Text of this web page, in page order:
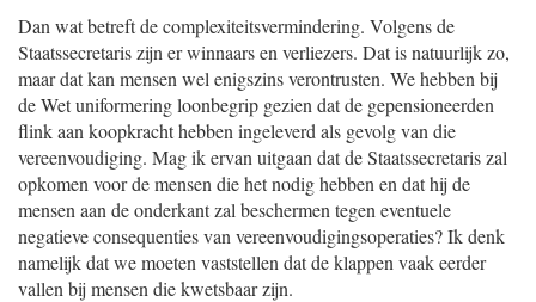
Dan wat betreft de complexiteitsvermindering. Volgens de
Staatssecretaris zijn er winnaars en verliezers. Dat is natuurlijk zo,
maar dat kan mensen wel enigszins verontrusten. We hebben bij
de Wet uniformering loonbegrip gezien dat de gepensioneerden
flink aan koopkracht hebben ingeleverd als gevolg van die
vereenvoudiging. Mag ik ervan uitgaan dat de Staatssecretaris zal
opkomen voor de mensen die het nodig hebben en dat hij de
mensen aan de onderkant zal beschermen tegen eventuele
negatieve consequenties van vereenvoudigingsoperaties? Ik denk
namelijk dat we moeten vaststellen dat de klappen vaak eerder
vallen bij mensen die kwetsbaar zijn.